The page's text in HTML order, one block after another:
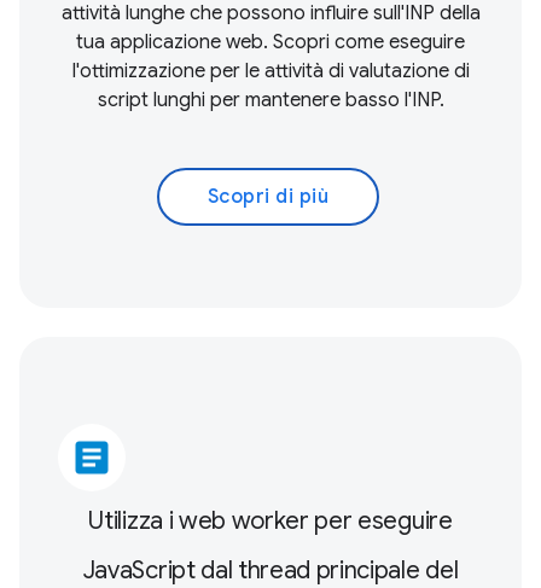
attività lunghe che possono influire sull'INP della
tua applicazione web. Scopri come eseguire
l'ottimizzazione per le attività di valutazione di
script lunghi per mantenere basso l'INP.
Scopri di più
article
Utilizza i web worker per eseguire
JavaScript dal thread principale del